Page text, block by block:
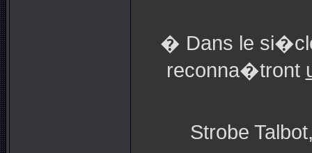
� Dans le
reconna�tront
Strobe